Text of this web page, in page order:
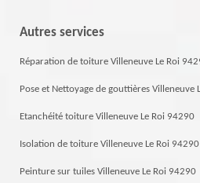
Autres services
Réparation de toiture Villeneuve Le Roi
Pose et Nettoyage de gouttières Villeneuve
Etanchéité toiture Villeneuve Le Roi 94290
Isolation de toiture Villeneuve Le Roi 94290
Peinture sur tuiles Villeneuve Le Roi 94290